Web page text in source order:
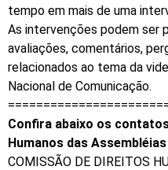
tempo em mais de uma
As intervenções podem ser
avaliações, comentários,
relacionados ao tema da
Nacional de Comunicação.
Confira abaixo os
Humanos das
COMISSÃO DE DIREITOS